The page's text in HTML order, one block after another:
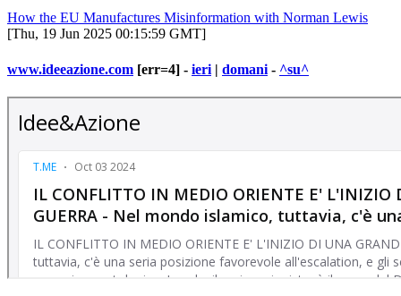
How the EU Manufactures Misinformation with Norman Lewis
[Thu, 19 Jun 2025 00:15:59 GMT]
www.ideeazione.com [err=4] - ieri | domani - ^su^